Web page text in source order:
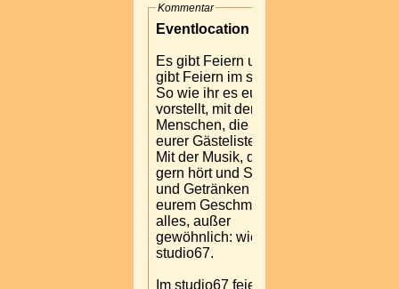
Kommentar
Eventlocation in Wien
Es gibt Feiern und es
gibt Feiern im studio67.
So wie ihr es euch
vorstellt, mit den
Menschen, die ihr auf
eurer Gästeliste habt.
Mit der Musik, die ihr
gern hört und Speisen
und Getränken nach
eurem Geschmack. Also
alles, außer
gewöhnlich: wie das
studio67.
Im studio67 feiert ihr Tag